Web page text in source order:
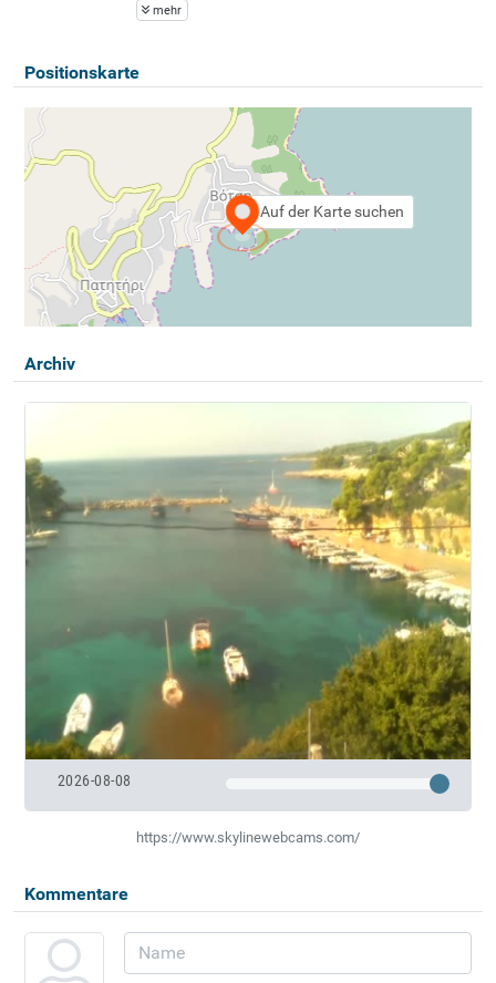
mehr
Positionskarte
Auf der Karte suchen
Archiv
2026-08-08
https://www.skylinewebcams.com/
Kommentare